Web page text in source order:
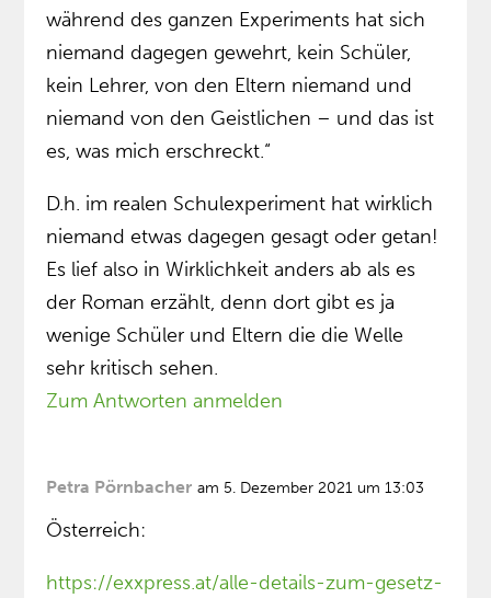
während des ganzen Experiments hat sich
niemand dagegen gewehrt, kein Schüler,
kein Lehrer, von den Eltern niemand und
niemand von den Geistlichen – und das ist
es, was mich erschreckt.“
D.h. im realen Schulexperiment hat wirklich
niemand etwas dagegen gesagt oder getan!
Es lief also in Wirklichkeit anders ab als es
der Roman erzählt, denn dort gibt es ja
wenige Schüler und Eltern die die Welle
sehr kritisch sehen.
Zum Antworten anmelden
Petra Pörnbacher am 5. Dezember 2021 um 13:03
Österreich:
https://exxpress.at/alle-details-zum-gesetz-